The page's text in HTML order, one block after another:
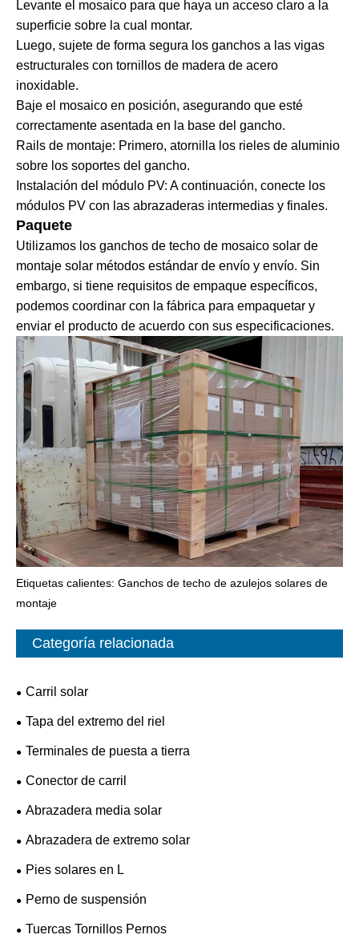
Levante el mosaico para que haya un acceso claro a la
superficie sobre la cual montar.
Luego, sujete de forma segura los ganchos a las vigas
estructurales con tornillos de madera de acero
inoxidable.
Baje el mosaico en posición, asegurando que esté
correctamente asentada en la base del gancho.
Rails de montaje: Primero, atornilla los rieles de aluminio
sobre los soportes del gancho.
Instalación del módulo PV: A continuación, conecte los
módulos PV con las abrazaderas intermedias y finales.
Paquete
Utilizamos los ganchos de techo de mosaico solar de
montaje solar métodos estándar de envío y envío. Sin
embargo, si tiene requisitos de empaque específicos,
podemos coordinar con la fábrica para empaquetar y
enviar el producto de acuerdo con sus especificaciones.
Etiquetas calientes: Ganchos de techo de azulejos solares de
montaje
Categoría relacionada
Carril solar
Tapa del extremo del riel
Terminales de puesta a tierra
Conector de carril
Abrazadera media solar
Abrazadera de extremo solar
Pies solares en L
Perno de suspensión
Tuercas Tornillos Pernos